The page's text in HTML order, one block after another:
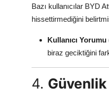
Bazı kullanıcılar BYD
hissettirmediğini
Kullanıcı
biraz geciktiğini
4. Güvenlik